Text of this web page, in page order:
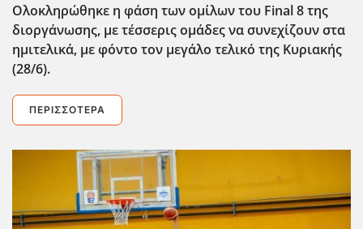
Ολοκληρώθηκε η φάση των ομίλων του Final8 της
διοργάνωσης, με τέσσερις ομάδες να συνεχίζουν στα
ημιτελικά, με φόντο τον μεγάλο τελικό της Κυριακής
(28/6).
ΠΕΡΙΣΣΌΤΕΡΑ